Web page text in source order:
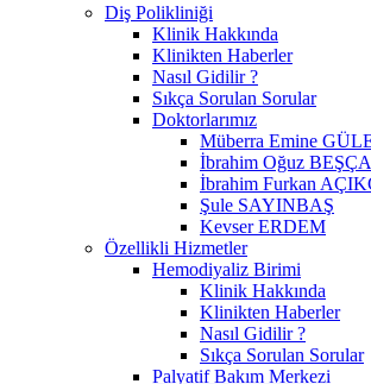
Diş Polikliniği
Klinik Hakkında
Klinikten Haberler
Nasıl Gidilir ?
Sıkça Sorulan Sorular
Doktorlarımız
Müberra Emine
İbrahim Oğuz
İbrahim Furkan
Şule SAYINBAŞ
Kevser ERDEM
Özellikli Hizmetler
Hemodiyaliz Birimi
Klinik Hakkında
Klinikten Haberler
Nasıl Gidilir ?
Sıkça Sorulan Sorular
Palyatif Bakım Merkezi